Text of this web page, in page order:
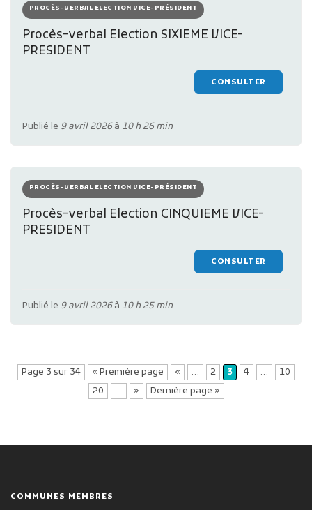
PROCÈS-VERBAL ELECTION VICE-PRÉSIDENT
Procès-verbal Election SIXIEME VICE-
PRESIDENT
CONSULTER
Publié le 9 avril 2026à 10 h 26 min
PROCÈS-VERBAL ELECTION VICE-PRÉSIDENT
Procès-verbal Election CINQUIEME VICE-
PRESIDENT
CONSULTER
Publié le 9 avril 2026à 10 h 25 min
Page 3 sur 34 « Première page « … 2 3 4 …
10
20
… » Dernière page »
COMMUNES MEMBRES